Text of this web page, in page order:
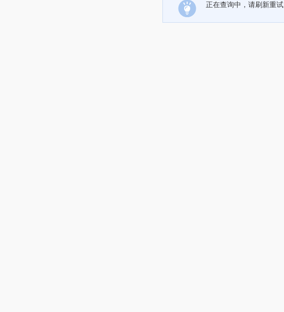
正在查询中，请刷新重试